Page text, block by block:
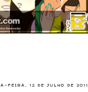
FEIRA, 12 DE JULHO DE 2011